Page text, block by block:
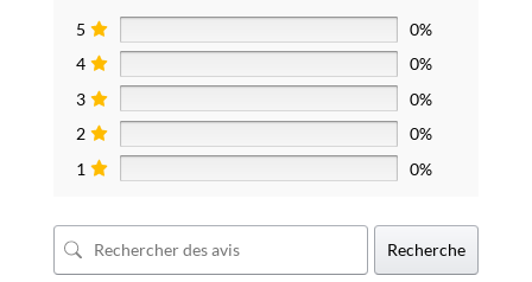
5
0%
4
0%
3
0%
2
0%
1
0%
Recherche